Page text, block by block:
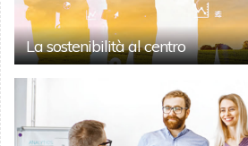
La sostenibilità al centro